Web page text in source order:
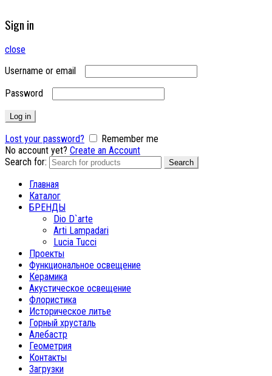
Sign in
close
Username or email
Password
Log in
Lost your password?
Remember me
No account yet? Create an Account
Search for:
Search
Главная
Каталог
БРЕНДЫ
Dio D`arte
Arti Lampadari
Lucia Tucci
Проекты
Функциональное освещение
Керамика
Акустическое освещение
Флористика
Историческое литье
Горный хрусталь
Алебастр
Геометрия
Контакты
Загрузки